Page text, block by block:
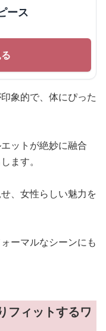
ース
象的で、体にぴった
ットが絶妙に融合
ます。
、女性らしい魅力を
ーマルなシーンにも
フィットするワ